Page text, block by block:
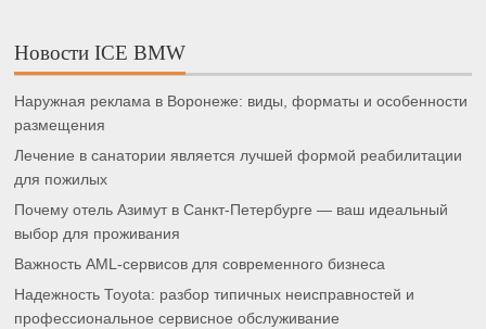
Новости ICE BMW
Наружная реклама в Воронеже: виды, форматы и особенности
размещения
Лечение в санатории является лучшей формой реабилитации
для пожилых
Почему отель Азимут в Санкт-Петербурге — ваш идеальный
выбор для проживания
Важность AML-сервисов для современного бизнеса
Надежность Toyota: разбор типичных неисправностей и
профессиональное сервисное обслуживание